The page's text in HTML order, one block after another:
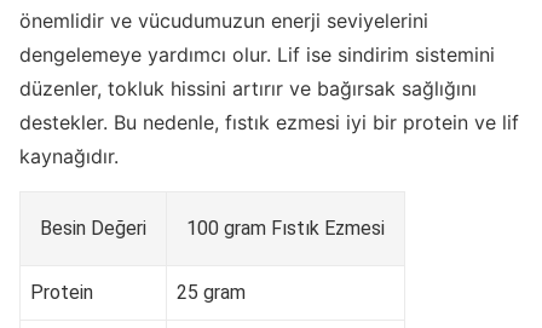
önemlidir ve vücudumuzun enerji seviyelerini
dengelemeye yardımcı olur. Lif ise sindirim sistemini
düzenler, tokluk hissini artırır ve bağırsak sağlığını
destekler. Bu nedenle, fıstık ezmesi iyi bir protein ve lif
kaynağıdır.
Besin Değeri 100 gram Fıstık Ezmesi
Protein 25 gram